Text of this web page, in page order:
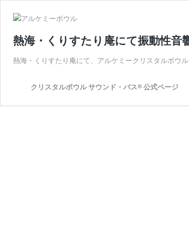
熱海・くりすたり庵にて振動性音
熱海・くりすたり庵にて、アルケミークリスタルボウ
クリスタルボウル サウンド・バス® 公式ページ